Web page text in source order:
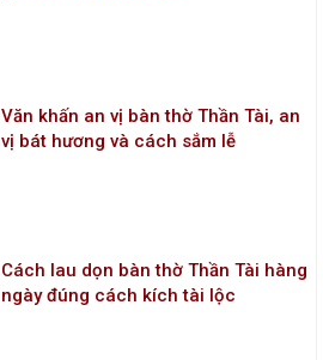
Văn khấn an vị bàn thờ Thần Tài, an
vị bát hương và cách sắm lễ
Cách lau dọn bàn thờ Thần Tài hàng
ngày đúng cách kích tài lộc